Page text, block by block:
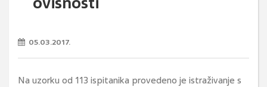
05.03.2017.
Na uzorku od 113 ispitanika provedeno je istraživanje s